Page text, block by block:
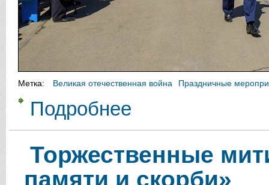
Метка: Великая отечественная война Праздничные
Подробнее
Торжественные
памяти и скорби»